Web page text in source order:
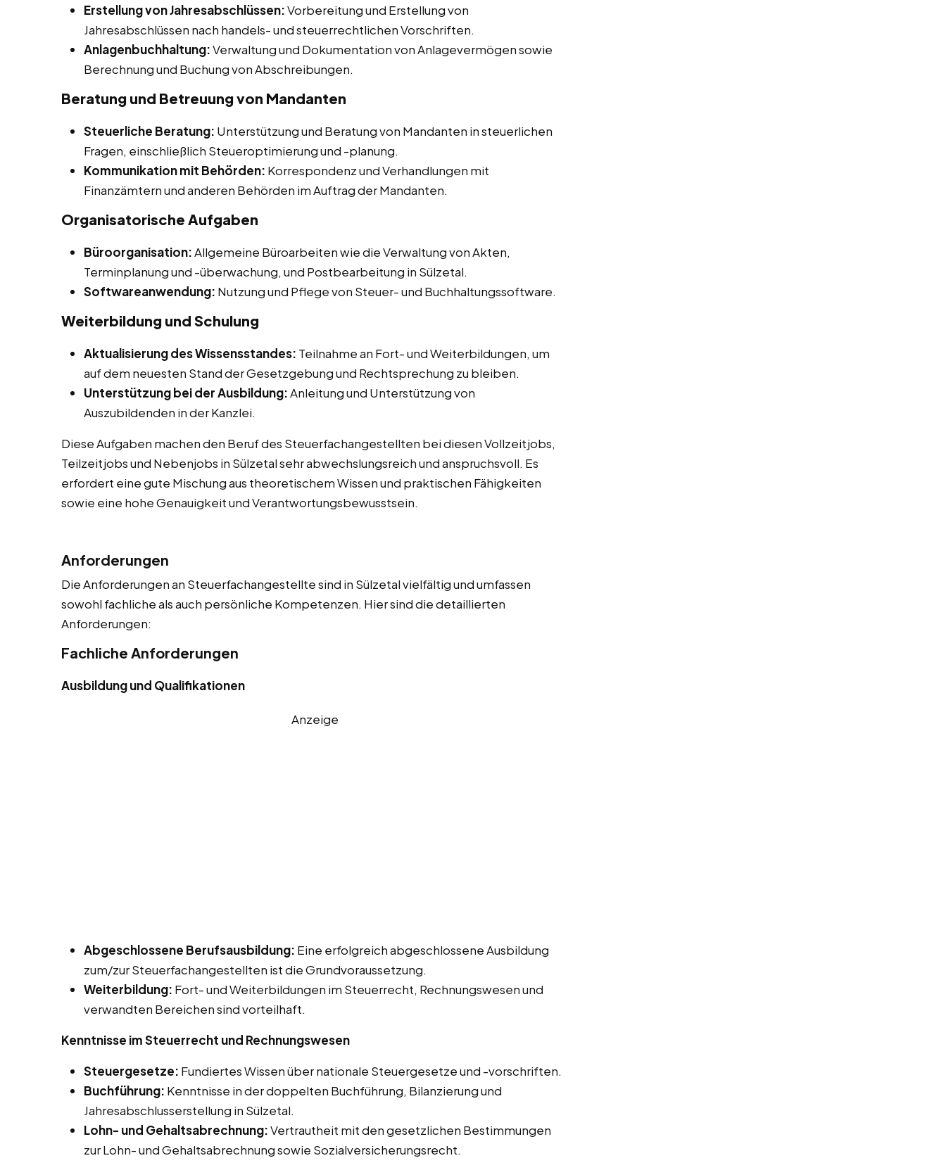
Erstellung von Jahresabschlüssen:Vorbereitung und Erstellung von
Jahresabschlüssen nach handels- und steuerrechtlichen Vorschriften.
Anlagenbuchhaltung:Verwaltung und Dokumentation von Anlagevermögen sowie
Berechnung und Buchung von Abschreibungen.
Beratung und Betreuung von Mandanten
Steuerliche Beratung: Unterstützung und Beratung von Mandanten in steuerlichen
Fragen, einschließlich Steueroptimierung und -planung.
Kommunikation mit Behörden: Korrespondenz und Verhandlungen mit
Finanzämtern und anderen Behörden im Auftrag der Mandanten.
Organisatorische Aufgaben
Büroorganisation:Allgemeine Büroarbeiten wie die Verwaltung von Akten,
Terminplanung und -überwachung, und Postbearbeitung in Sülzetal.
Softwareanwendung: Nutzung und Pflege von Steuer- und Buchhaltungssoftware.
Weiterbildung und Schulung
Aktualisierung des Wissensstandes: Teilnahme an Fort- und Weiterbildungen, um
auf dem neuesten Stand der Gesetzgebung und Rechtsprechung zu bleiben.
Unterstützung bei der Ausbildung:Anleitung und Unterstützung von
Auszubildenden in der Kanzlei.
Diese Aufgaben machen den Beruf des Steuerfachangestellten bei diesen Vollzeitjobs,
Teilzeitjobs und Nebenjobs in Sülzetal sehr abwechslungsreich und anspruchsvoll. Es
erfordert eine gute Mischung aus theoretischem Wissen und praktischen Fähigkeiten
sowie eine hohe Genauigkeit und Verantwortungsbewusstsein.
Anforderungen
Die Anforderungen an Steuerfachangestellte sind in Sülzetal vielfältig und umfassen
sowohl fachliche als auch persönliche Kompetenzen. Hier sind die detaillierten
Anforderungen:
Fachliche Anforderungen
Ausbildung und Qualifikationen
Anzeige
Abgeschlossene Berufsausbildung: Eine erfolgreich abgeschlossene Ausbildung
zum/zur Steuerfachangestellten ist die Grundvoraussetzung.
Weiterbildung: Fort- und Weiterbildungen im Steuerrecht, Rechnungswesen und
verwandten Bereichen sind vorteilhaft.
Kenntnisse im Steuerrecht und Rechnungswesen
Steuergesetze: Fundiertes Wissen über nationale Steuergesetze und -vorschriften.
Buchführung: Kenntnisse in der doppelten Buchführung, Bilanzierung und
Jahresabschlusserstellung in Sülzetal.
Lohn- und Gehaltsabrechnung:Vertrautheit mit den gesetzlichen Bestimmungen
zur Lohn- und Gehaltsabrechnung sowie Sozialversicherungsrecht.